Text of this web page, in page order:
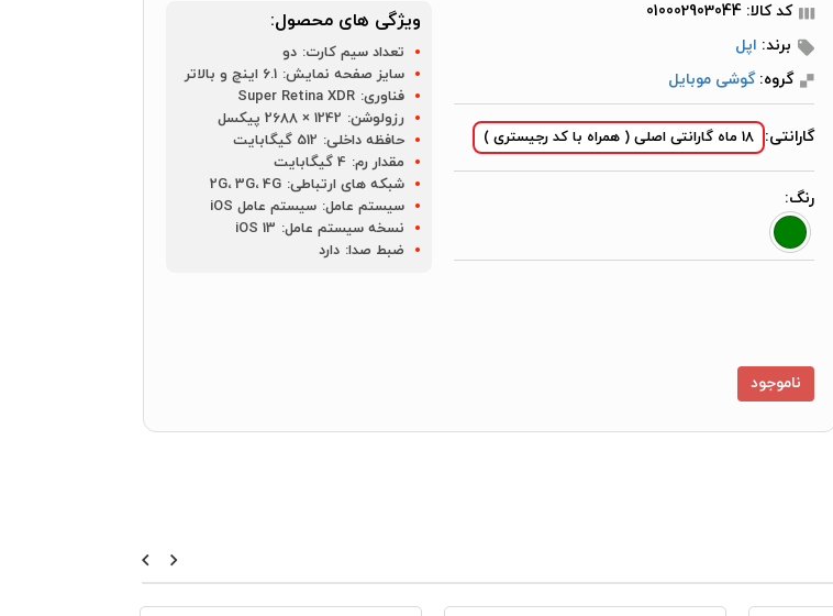
کد کالا: 010002903044
برند: اپل
گروه:گوشی موبایل
گارانتی: 18 ماه گارانتی اصلی ( همراه با کد رجیستری )
رنگ:
ویژگی های محصول:
تعداد سیم کارت: دو
سایز صفحه نمایش: 6.1 اینچ و بالاتر
فناوری: Super Retina XDR
رزولوشن: 1242 × 2688 پیکسل
حافظه داخلی: 512 گیگابایت
مقدار رم: 4 گیگابایت
شبکه های ارتباطی: 2G، 3G، 4G
سیستم عامل: سیستم عامل iOS
نسخه سیستم عامل: iOS 13
ضبط صدا: دارد
ناموجود